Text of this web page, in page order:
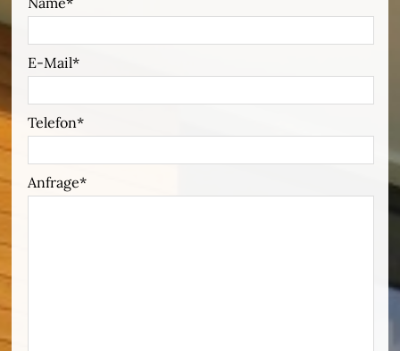
E-Mail
Telefon
Anfrage